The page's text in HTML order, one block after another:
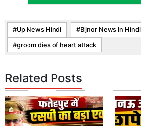
Up News Hindi Bijnor News In Hindi
groom dies of heart attack
Related Posts